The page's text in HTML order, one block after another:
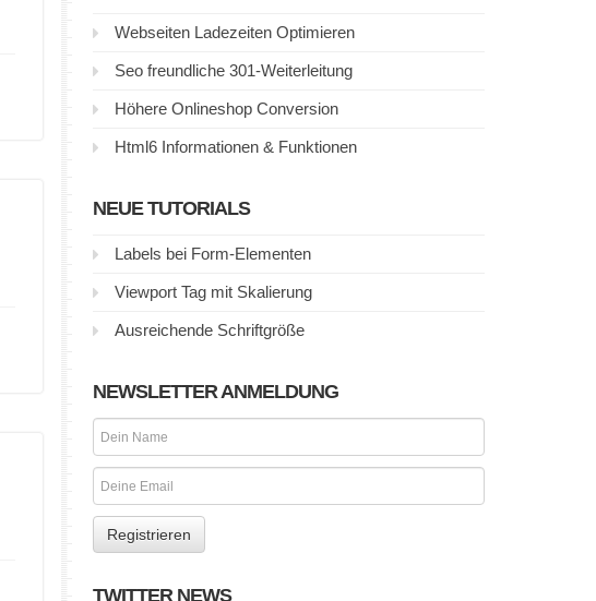
Webseiten Ladezeiten Optimieren
Seo freundliche 301-Weiterleitung
Höhere Onlineshop Conversion
Html6 Informationen & Funktionen
NEUE TUTORIALS
Labels bei Form-Elementen
Viewport Tag mit Skalierung
Ausreichende Schriftgröße
NEWSLETTER ANMELDUNG
TWITTER NEWS